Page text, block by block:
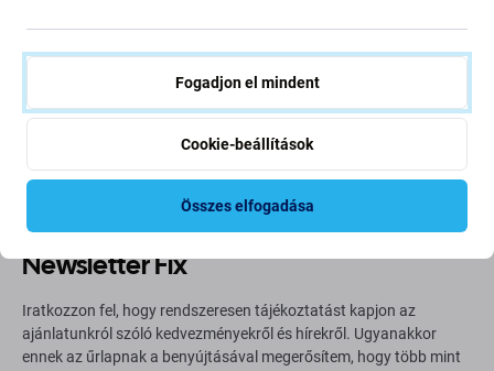
Bolygónk védelme érdekében folyamatosan javítjuk szén-
dioxid-kibocsátásunkat. Olvasson többet arról, hogyan
alakítjuk át folyamatainkat a szénlábnyomunk
További információ
Newsletter Fix
Iratkozzon fel, hogy rendszeresen tájékoztatást kapjon az
ajánlatunkról szóló kedvezményekről és hírekről. Ugyanakkor
ennek az űrlapnak a benyújtásával megerősítem, hogy több mint
Fogadjon el mindent
Cookie-beállítások
Összes elfogadása